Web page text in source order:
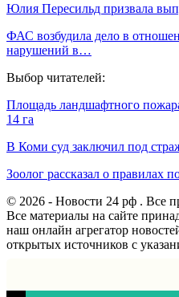
Юлия Пересильд призвала
ФАС возбудила дело в
нарушений в…
Выбор читателей:
Площадь ландшафтного
14 га
В Коми суд заключил под
Зоолог рассказал о правилах
© 2026 - Новости 24 рф . Все
Все материалы на сайте
наш онлайн агрегатор
открытых источников с